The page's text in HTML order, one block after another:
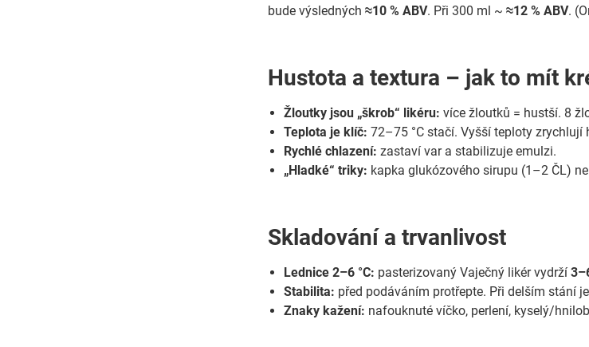
bude výsledných≈10 % ABV. Při 300 ml ~≈12 % ABV.
Hustota a textura – jak to mít
Žloutky jsou „škrob“ likéru: více žloutků = hustší. 8
Teplota je klíč: 72–75 °C stačí. Vyšší teploty zrychlují
Rychlé chlazení: zastaví var a stabilizuje emulzi.
„Hladké“ triky: kapka glukózového sirupu (1–2 ČL)
Skladování a trvanlivost
Lednice 2–6 °C: pasterizovaný Vaječný likér vydrží
Stabilita: před podáváním protřepte. Při delším stání
Znaky kažení: nafouknuté víčko, perlení, kyselý/